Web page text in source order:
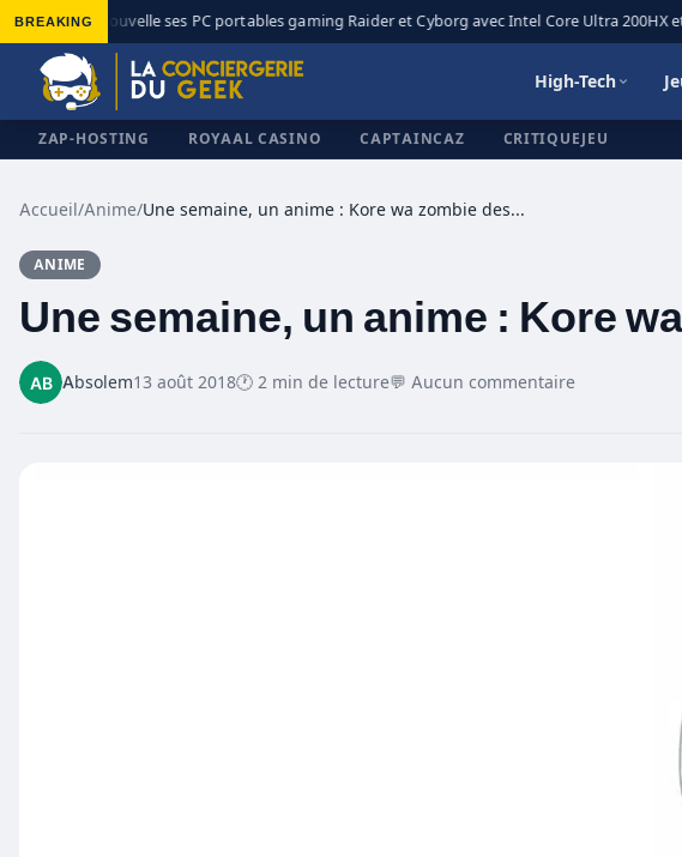
BREAKING
◆ MSI renouvelle ses PC portables gaming Raider et Cyborg avec Intel Core Ultra 200HX et
High-Tech
ZAP-HOSTING ROYAAL CASINO CAPTAINCAZ CRITIQUEJEU
Accueil/Anime/ Une semaine, un anime : Kore wa zombie desu ka
ANIME
Une semaine, un anime : Kore
Absolem13 août 2018🕐 2 min de lecture💬 Aucun commentaire